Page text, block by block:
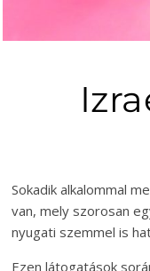
Sokadik alkalommal
van, mely szorosan
nyugati szemmel is
Ezen látogatások